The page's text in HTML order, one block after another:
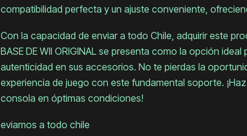
compatibilidad perfecta y un ajuste conveniente,
Con la capacidad de enviar a todo Chile, adquirir este
BASE DE WII ORIGINAL se presenta como la opción
autenticidad en sus accesorios. No te pierdas la
experiencia de juego con este fundamental soporte.
consola en óptimas condiciones!
eviamos a todo chile